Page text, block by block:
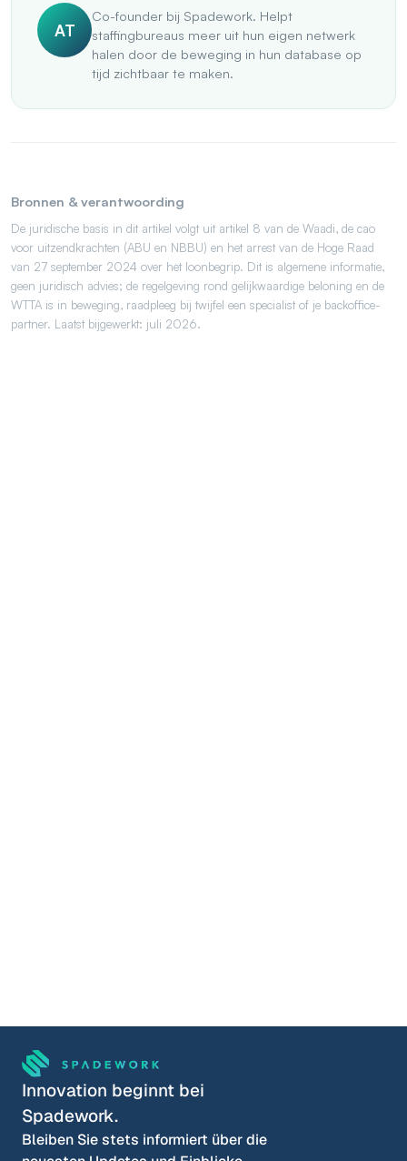
AT
Co-founder bij Spadework. Helpt
staffingbureaus meer uit hun eigen netwerk
halen door de beweging in hun database op
tijd zichtbaar te maken.
Bronnen & verantwoording
De juridische basis in dit artikel volgt uit artikel 8 van de Waadi, de cao
voor uitzendkrachten (ABU en NBBU) en het arrest van de Hoge Raad
van 27 september 2024 over het loonbegrip. Dit is algemene informatie,
geen juridisch advies; de regelgeving rond gelijkwaardige beloning en de
WTTA is in beweging, raadpleeg bij twijfel een specialist of je backoffice-
partner. Laatst bijgewerkt: juli 2026.
Innovation beginnt bei
Spadework.
Bleiben Sie stets informiert über die